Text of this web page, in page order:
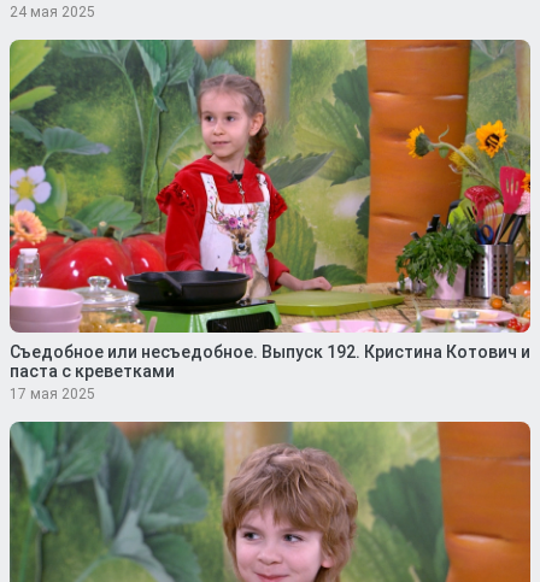
24 мая 2025
Съедобное или несъедобное. Выпуск 192. Кристина Котович и
паста с креветками
17 мая 2025